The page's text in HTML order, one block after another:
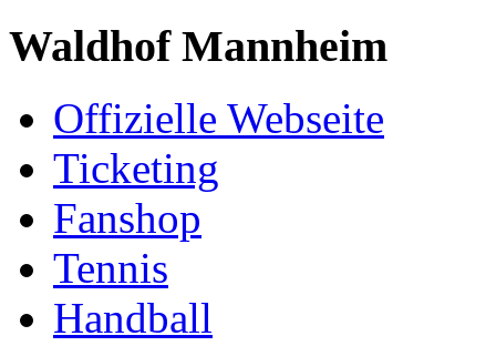
Waldhof Mannheim
Offizielle Webseite
Ticketing
Fanshop
Tennis
Handball